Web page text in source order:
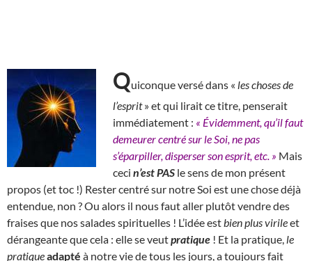
Quiconque versé dans « les choses de
l’esprit» et qui lirait ce titre, penserait
immédiatement : « Évidemment, qu’il faut
demeurer centré sur le Soi, ne pas
s’éparpiller, disperser son esprit, etc. » Mais
ceci n’est PAS le sens de mon présent
propos (et toc !) Rester centré sur notre Soi est une chose déjà
entendue, non ? Ou alors il nous faut aller plutôt vendre des
fraises que nos salades spirituelles ! L’idée est bien plus virileet
dérangeante que cela : elle se veutpratique ! Et la pratique, le
pratiqueadapté à notre vie de tous les jours, a toujours fait